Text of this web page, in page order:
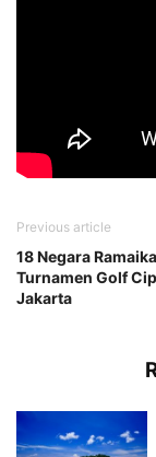
Previous article
18 Negara
Turnamen Golf
Jakarta